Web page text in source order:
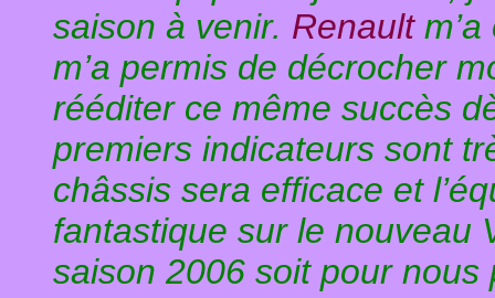
saison à venir. Renaultm’a
m’a permis de décrocher
rééditer ce même succès
premiers indicateurs sont
châssis sera efficace et
fantastique sur le nouveau
saison 2006 soit pour nous